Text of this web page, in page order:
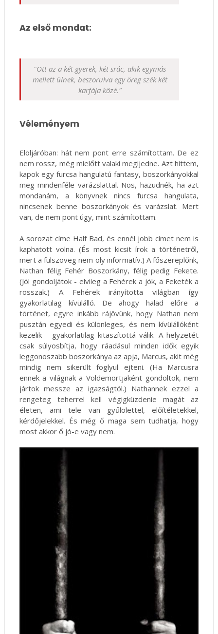
Az első mondat:
"Ott az a két gyerek, két srác, akik egymás
mellett ülnek, beszorulva egy öreg szék két
karfája közé."
Véleményem
Elöljáróban: hát nem pont erre számítottam. De ez
nem rossz, még mielőtt valaki megijedne. Azt hittem,
kapok egy furcsa hangulatú fantasy, boszorkányokkal
meg mindenféle varázslattal. Nos, hazudnék, ha azt
mondanám, a könyvnek nincs furcsa hangulata,
nincsenek benne boszorkányok és varázslat. Mert
van, de nem pont úgy, mint számítottam.
A sorozat címe Half Bad, és ennél jobb címet nem is
kaphatott volna. (És most kicsit írok a történetről,
mert a fülszöveg nem oly informatív.) A főszereplőnk,
Nathan félig Fehér Boszorkány, félig pedig Fekete.
(Jól gondoljátok - elvileg a Fehérek a jók, a Feketék a
rosszak.) A Fehérek irányította világban így
gyakorlatilag kívülálló. De ahogy halad előre a
történet, egyre inkább rájövünk, hogy Nathan nem
pusztán egyedi és különleges, és nem kívülállóként
kezelik - gyakorlatilag kitaszítottá válik. A helyzetét
csak súlyosbítja, hogy ráadásul minden idők egyik
leggonoszabb boszorkánya az apja, Marcus, akit még
mindig nem sikerült foglyul ejteni. (Ha Marcusra
ennek a világnak a Voldemortjaként gondoltok, nem
jártok messze az igazságtól.) Nathannek ezzel a
rengeteg teherrel kell végigküzdenie magát az
életen, ami tele van gyűlölettel, előítéletekkel,
kérdőjelekkel. És még ő maga sem tudhatja, hogy
most akkor ő jó-e vagy nem.